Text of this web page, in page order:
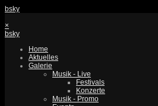
bsky
×
bsky
Home
Aktuelles
Galerie
Musik - Live
Festivals
Konzerte
Musik - Promo